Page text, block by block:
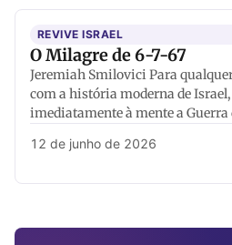
REVIVE ISRAEL
O Milagre de 6-7-67
Jeremiah Smilovici Para
com a história moderna de
imediatamente à mente a Guerra
12 de junho de 2026